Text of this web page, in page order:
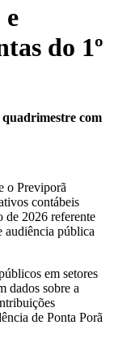
do 1º
com
o Previporã
contábeis
de 2026 referente
audiência pública
em setores
dados sobre a
de Ponta Porã